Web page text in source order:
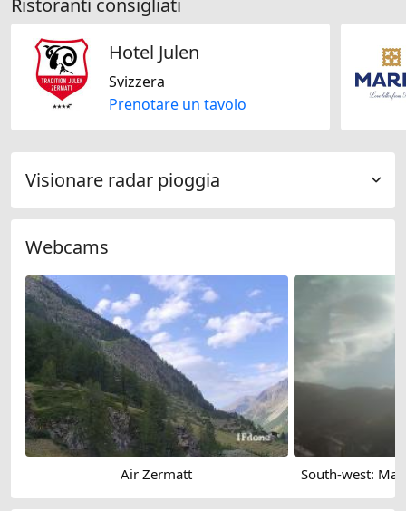
Ristoranti consigliati
Hotel Julen
Svizzera
Prenotare un tavolo
Visionare radar pioggia
Webcams
Air Zermatt